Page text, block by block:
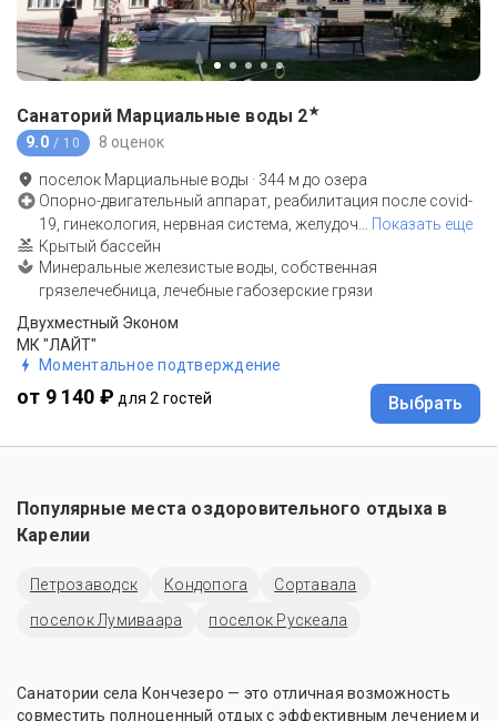
Санаторий Марциальные воды 2★
9.0 / 10 8 оценок
поселок Марциальные воды · 344 м до озера
Опорно-двигательный аппарат, реабилитация после covid-
19, гинекология, нервная система, желудоч
Показать еще
Крытый бассейн
Минеральные железистые воды, собственная
грязелечебница, лечебные габозерские грязи
Двухместный Эконом
МК "ЛАЙТ"
Моментальное подтверждение
от 9 140 ₽ для 2 гостей Выбрать
Популярные места оздоровительного отдыха в
Карелии
Петрозаводск Кондопога
Сортавала
поселок Лумиваара
поселок Рускеала
Санатории села Кончезеро — это отличная возможность
совместить полноценный отдых с эффективным лечением и